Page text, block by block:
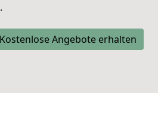
Kostenlose Angebote erhalten